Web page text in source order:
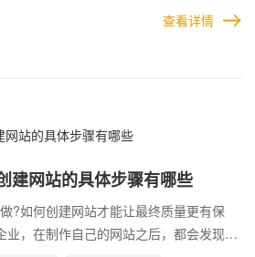
通下水道的那些师傅一样，吃的就是技
于建站需求的火爆，市面上做网站开发
查看详情
建网站的具体步骤有哪些
?如何创建网站才能让最终质量更有保
业，在制作自己的网站之后，都会发现各